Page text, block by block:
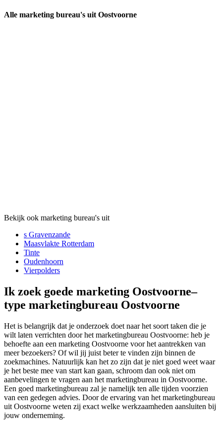
Alle marketing bureau's uit Oostvoorne
Bekijk ook marketing bureau's uit
s Gravenzande
Maasvlakte Rotterdam
Tinte
Oudenhoorn
Vierpolders
Ik zoek goede marketing Oostvoorne–
type marketingbureau Oostvoorne
Het is belangrijk dat je onderzoek doet naar het soort taken die je
wilt laten verrichten door het marketingbureau Oostvoorne: heb je
behoefte aan een marketing Oostvoorne voor het aantrekken van
meer bezoekers? Of wil jij juist beter te vinden zijn binnen de
zoekmachines. Natuurlijk kan het zo zijn dat je niet goed weet waar
je het beste mee van start kan gaan, schroom dan ook niet om
aanbevelingen te vragen aan het marketingbureau in Oostvoorne.
Een goed marketingbureau zal je namelijk ten alle tijden voorzien
van een gedegen advies. Door de ervaring van het marketingbureau
uit Oostvoorne weten zij exact welke werkzaamheden aansluiten bij
jouw onderneming.